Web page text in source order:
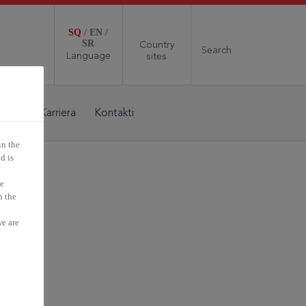
SQ / EN /
SR
Language
Country
sites
Search
Karriera Kontakti
the
is
the
are